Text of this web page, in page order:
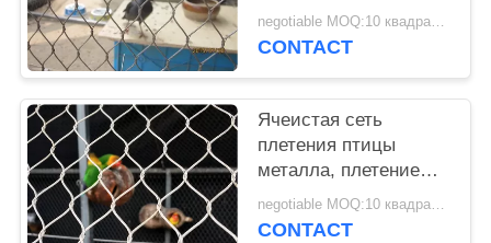
провода Авяры для
предохранения от
negotiable MOQ:10 квадратных метров
CONTACT
Ячеистая сеть
плетения птицы
металла, плетение
птицы 1.2мм гибкой
сплетенное
negotiable MOQ:10 квадратных метров
CONTACT